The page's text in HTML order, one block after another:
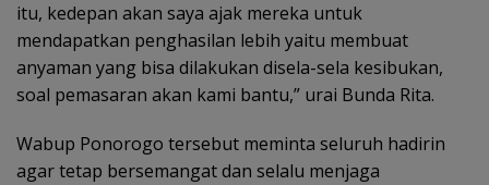
itu, kedepan akan saya ajak mereka untuk
mendapatkan penghasilan lebih yaitu membuat
anyaman yang bisa dilakukan disela-sela kesibukan,
soal pemasaran akan kami bantu,” urai Bunda Rita.
Wabup Ponorogo tersebut meminta seluruh hadirin
agar tetap bersemangat dan selalu menjaga